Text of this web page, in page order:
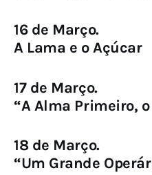
16 de Março.
A Lama e o Açúcar
17 de Março.
“A Alma Primeiro,
18 de Março.
“Um Grande